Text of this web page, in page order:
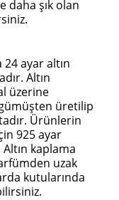
daha şık olan
ayar altın
Altın
üzerine
üretilip
Ürünlerin
925 ayar
kaplama
uzak
kutularında